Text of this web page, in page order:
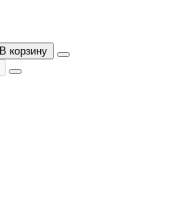
В корзину